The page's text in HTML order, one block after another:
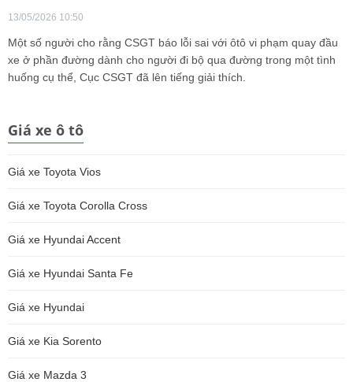
13/05/2026 10:50
Một số người cho rằng CSGT báo lỗi sai với ôtô vi phạm quay đầu
xe ở phần đường dành cho người đi bộ qua đường trong một tình
huống cụ thể, Cục CSGT đã lên tiếng giải thích.
Giá xe ô tô
Giá xe Toyota Vios
Giá xe Toyota Corolla Cross
Giá xe Hyundai Accent
Giá xe Hyundai Santa Fe
Giá xe Hyundai
Giá xe Kia Sorento
Giá xe Mazda 3